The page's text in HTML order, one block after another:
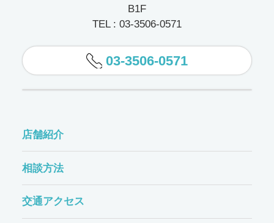
B1F
TEL : 03-3506-0571
03-3506-0571
店舗紹介
相談方法
交通アクセス